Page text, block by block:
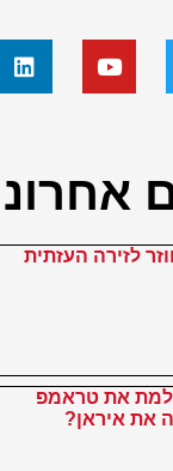
לזירה העזתית
את טראמפ
את איראן?